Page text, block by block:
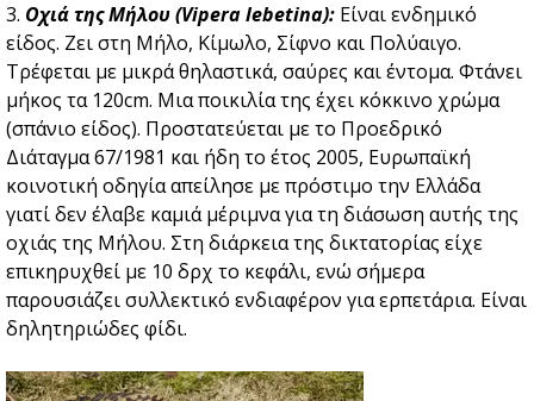
3. Οχιά της Μήλου (Vipera lebetina): Είναι ενδημικό
είδος. Ζει στη Μήλο, Κίμωλο, Σίφνο και Πολύαιγο.
Τρέφεται με μικρά θηλαστικά, σαύρες και έντομα. Φτάνει
μήκος τα 120cm. Μια ποικιλία της έχει κόκκινο χρώμα
(σπάνιο είδος). Προστατεύεται με το Προεδρικό
Διάταγμα 67/1981 και ήδη το έτος 2005, Ευρωπαϊκή
κοινοτική οδηγία απείλησε με πρόστιμο την Ελλάδα
γιατί δεν έλαβε καμιά μέριμνα για τη διάσωση αυτής της
οχιάς της Μήλου. Στη διάρκεια της δικτατορίας είχε
επικηρυχθεί με 10 δρχ το κεφάλι, ενώ σήμερα
παρουσιάζει συλλεκτικό ενδιαφέρον για ερπετάρια. Είναι
δηλητηριώδες φίδι.